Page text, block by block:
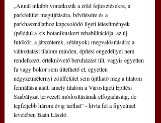
„Annál inkább vonatkozik a zöld fejlesztésekre, a
parkfelület megújítására, bővítésére és a
parkhasználathoz kapcsolódó ligeti létesítmények
(például a kis botanikuskert rehabilitációja, az új
futókör, a játszóterek, sétányok) megvalósítására: a
változtatási tilalom minden, építési engedéllyel nem
rendelkező, értéknövelő beruházást tilt, vagyis egyetlen
fa vagy bokor sem ültethető el, egyetlen
négyzetméternyi zöldfelület sem újítható meg a tilalom
fennállása alatt, amely tilalom a Városligeti Építési
Szabályzat tervezett módosításának elfogadásáig, de
legfeljebb három évig tarthat” - hívta fel a figyelmet
levelében Baán László.